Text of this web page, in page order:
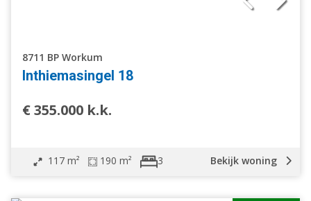
8711 BP Workum
Inthiemasingel 18
€ 355.000 k.k.
117 m² 190 m² 3 Bekijk woning